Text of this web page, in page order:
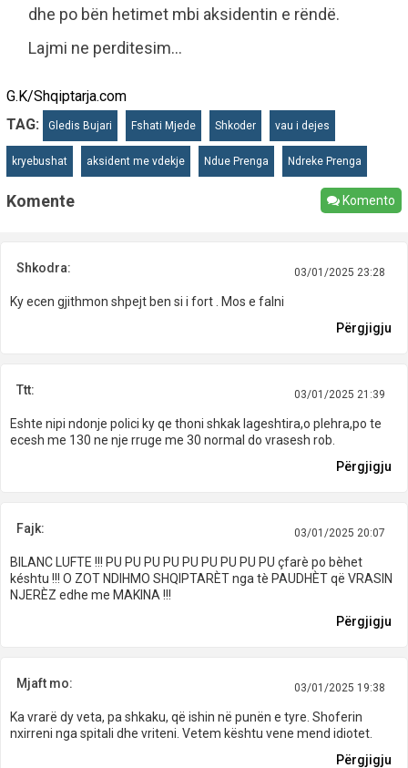
dhe po bën hetimet mbi aksidentin e rëndë.
Lajmi ne perditesim...
G.K/Shqiptarja.com
TAG:
Gledis Bujari Fshati Mjede Shkoder vau i dejes
kryebushat aksident me vdekje Ndue Prenga Ndreke Prenga
Komente Komento
Shkodra: 03/01/2025 23:28
Ky ecen gjithmon shpejt ben si i fort . Mos e falni
Përgjigju
Ttt: 03/01/2025 21:39
Eshte nipi ndonje polici ky qe thoni shkak lageshtira,o plehra,po te
ecesh me 130 ne nje rruge me 30 normal do vrasesh rob.
Përgjigju
Fajk: 03/01/2025 20:07
BILANC LUFTE !!! PU PU PU PU PU PU PU PU PU çfarè po bèhet
késhtu !!! O ZOT NDIHMO SHQIPTARÈT nga tè PAUDHÈT që VRASIN
NJERÈZ edhe me MAKINA !!!
Përgjigju
Mjaft mo: 03/01/2025 19:38
Ka vrarë dy veta, pa shkaku, që ishin në punën e tyre. Shoferin
nxirreni nga spitali dhe vriteni. Vetem kështu vene mend idiotet.
Përgjigju